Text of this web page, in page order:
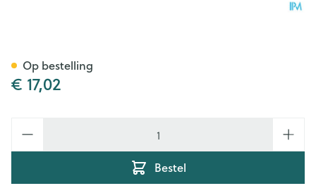
€ 17,02
Bestel
Op bestelling